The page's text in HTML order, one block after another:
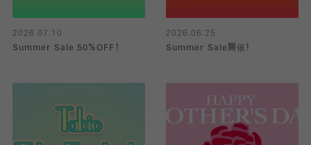
2026.07.10
Summer Sale 50％OFF！
2026.06.25
Summer Sale開催！